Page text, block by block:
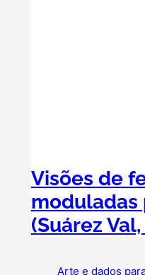
Visões de
moduladas
(Suárez
Arte e dados